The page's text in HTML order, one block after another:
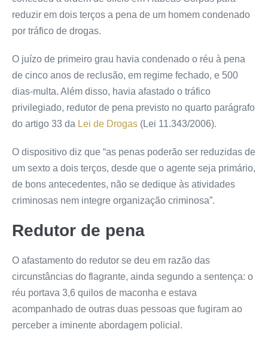
reduzir em dois terços a pena de um homem condenado
por tráfico de drogas.
O juízo de primeiro grau havia condenado o réu à pena
de cinco anos de reclusão, em regime fechado, e 500
dias-multa. Além disso, havia afastado o tráfico
privilegiado, redutor de pena previsto no quarto parágrafo
do artigo 33 da Lei de Drogas (Lei 11.343/2006).
O dispositivo diz que “as penas poderão ser reduzidas de
um sexto a dois terços, desde que o agente seja primário,
de bons antecedentes, não se dedique às atividades
criminosas nem integre organização criminosa”.
Redutor de pena
O afastamento do redutor se deu em razão das
circunstâncias do flagrante, ainda segundo a sentença: o
réu portava 3,6 quilos de maconha e estava
acompanhado de outras duas pessoas que fugiram ao
perceber a iminente abordagem policial.